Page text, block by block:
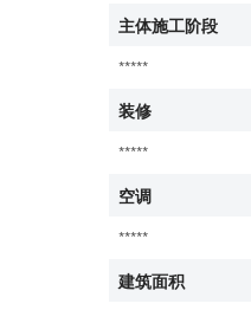
主体施工阶段
*****
装修
*****
空调
*****
建筑面积